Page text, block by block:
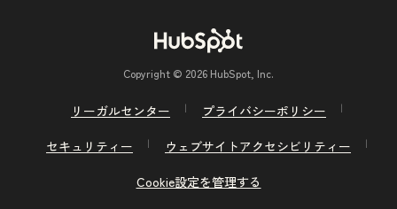
Copyright © 2026 HubSpot, Inc.
リーガルセンター
プライバシーポリシー
セキュリティー
ウェブサイトアクセシビリティー
Cookie設定を管理する